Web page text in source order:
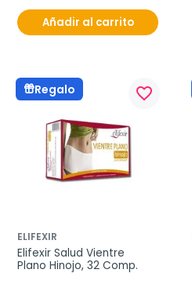
Añadir al carrito
Regalo favorite_border
ELIFEXIR
Elifexir Salud Vientre
Plano Hinojo, 32 Comp.